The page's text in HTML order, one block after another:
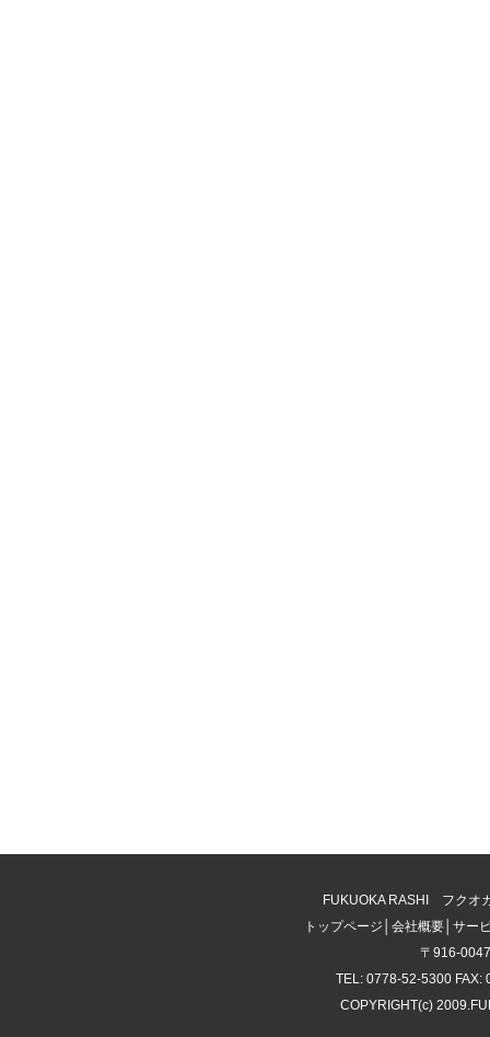
FUKUOKA RASHI フクオ
トップページ
会社概要 サー
〒916-
TEL: 0778-52-5300 FAX:
COPYRIGHT(c)